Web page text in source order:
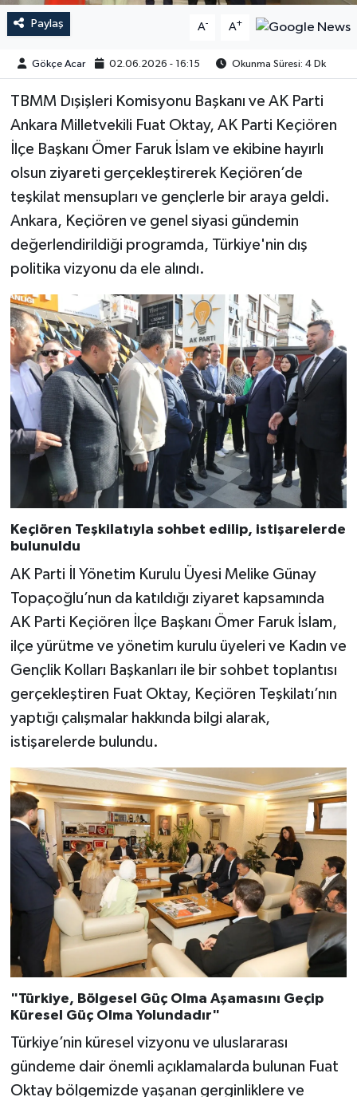
Paylaş A- A+
Gökçe Acar 02.06.2026 - 16:15 Okunma Süresi: 4 Dk
TBMM Dışişleri Komisyonu Başkanı ve AK Parti
Ankara Milletvekili Fuat Oktay, AK Parti Keçiören
İlçe Başkanı Ömer Faruk İslam ve ekibine hayırlı
olsun ziyareti gerçekleştirerek Keçiören’de
teşkilat mensupları ve gençlerle bir araya geldi.
Ankara, Keçiören ve genel siyasi gündemin
değerlendirildiği programda, Türkiye'nin dış
politika vizyonu da ele alındı.
Keçiören Teşkilatıyla sohbet edilip, istişarelerde
bulunuldu
AK Parti İl Yönetim Kurulu Üyesi Melike Günay
Topaçoğlu’nun da katıldığı ziyaret kapsamında
AK Parti Keçiören İlçe Başkanı Ömer Faruk İslam,
ilçe yürütme ve yönetim kurulu üyeleri ve Kadın ve
Gençlik Kolları Başkanları ile bir sohbet toplantısı
gerçekleştiren Fuat Oktay, Keçiören Teşkilatı’nın
yaptığı çalışmalar hakkında bilgi alarak,
istişarelerde bulundu.
"Türkiye, Bölgesel Güç Olma Aşamasını Geçip
Küresel Güç Olma Yolundadır"
Türkiye’nin küresel vizyonu ve uluslararası
gündeme dair önemli açıklamalarda bulunan Fuat
Oktay bölgemizde yaşanan gerginliklere ve